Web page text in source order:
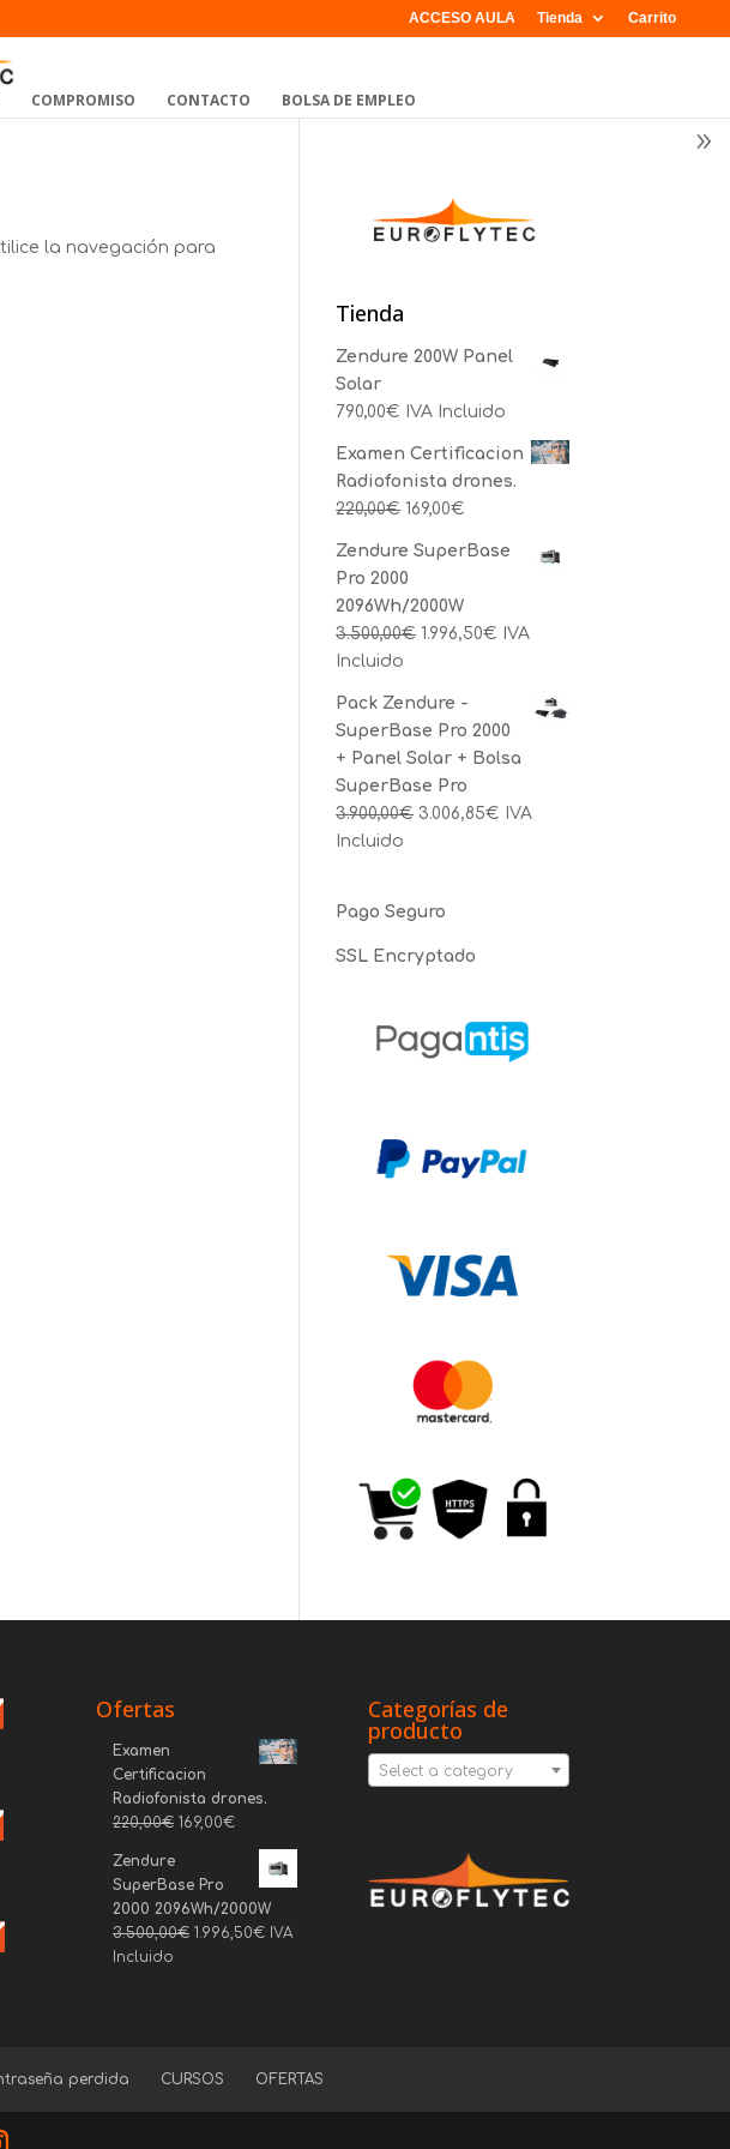
ACCESO AULA Tienda Carrito
COMPROMISO CONTACTO BOLSA DE EMPLEO
la navegación para
Tienda
Zendure 200W Panel
Solar
790,00€ IVA Incluido
Examen Certificacion
Radiofonista drones.
220,00€ 169,00€
Zendure SuperBase
Pro 2000
2096Wh/2000W
3.500,00€ 1.996,50€ IVA
Incluido
Pack Zendure -
SuperBase Pro 2000
+ Panel Solar + Bolsa
SuperBase Pro
3.900,00€ 3.006,85€ IVA
Incluido
Pago Seguro
SSL Encryptado
Ofertas
Examen
Certificacion
Radiofonista drones.
220,00€ 169,00€
Zendure
SuperBase Pro
2000 2096Wh/2000W
3.500,00€ 1.996,50€ IVA
Incluido
Categorías de
producto
Select a category
perdida CURSOS OFERTAS